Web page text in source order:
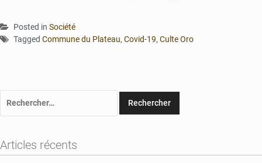
Posted in Société
Tagged Commune du Plateau, Covid-19, Culte Oro
Articles récents